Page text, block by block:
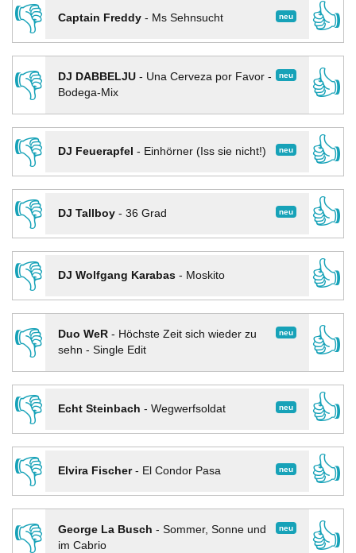
👎
neu
Captain Freddy- Ms Sehnsucht
👍
👎
neu
DJ DABBELJU- Una Cerveza por Favor -
Bodega-Mix
👍
👎
neu
DJ Feuerapfel - Einhörner (Iss sie nicht!)
👍
👎
neu
DJ Tallboy- 36 Grad
👍
👎
DJ Wolfgang Karabas- Moskito
👍
👎
neu
Duo WeR- Höchste Zeit sich wieder zu
sehn - Single Edit
👍
👎
neu
Echt Steinbach - Wegwerfsoldat
👍
👎
neu
Elvira Fischer- El Condor Pasa
👍
👎
neu
George La Busch - Sommer, Sonne und
im Cabrio
👍